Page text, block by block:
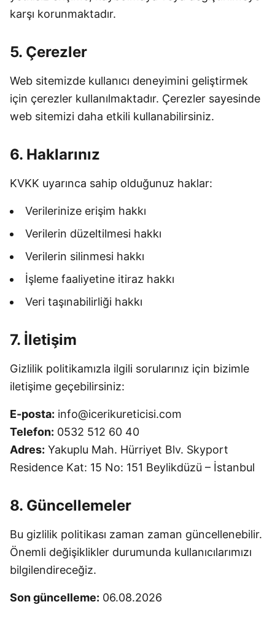
karşı korunmaktadır.
5. Çerezler
Web sitemizde kullanıcı deneyimini geliştirmek
için çerezler kullanılmaktadır. Çerezler sayesinde
web sitemizi daha etkili kullanabilirsiniz.
6. Haklarınız
KVKK uyarınca sahip olduğunuz haklar:
Verilerinize erişim hakkı
Verilerin düzeltilmesi hakkı
Verilerin silinmesi hakkı
İşleme faaliyetine itiraz hakkı
Veri taşınabilirliği hakkı
7. İletişim
Gizlilik politikamızla ilgili sorularınız için bizimle
iletişime geçebilirsiniz:
E-posta: info@icerikureticisi.com
Telefon: 0532 512 60 40
Adres: Yakuplu Mah. Hürriyet Blv. Skyport
Residence Kat: 15 No: 151 Beylikdüzü – İstanbul
8. Güncellemeler
Bu gizlilik politikası zaman zaman güncellenebilir.
Önemli değişiklikler durumunda kullanıcılarımızı
bilgilendireceğiz.
Son güncelleme: 06.08.2026